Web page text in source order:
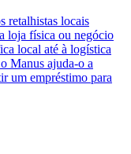
retalhistas locais
loja física ou negócio
local até à logística
Manus ajuda-o a
um empréstimo para